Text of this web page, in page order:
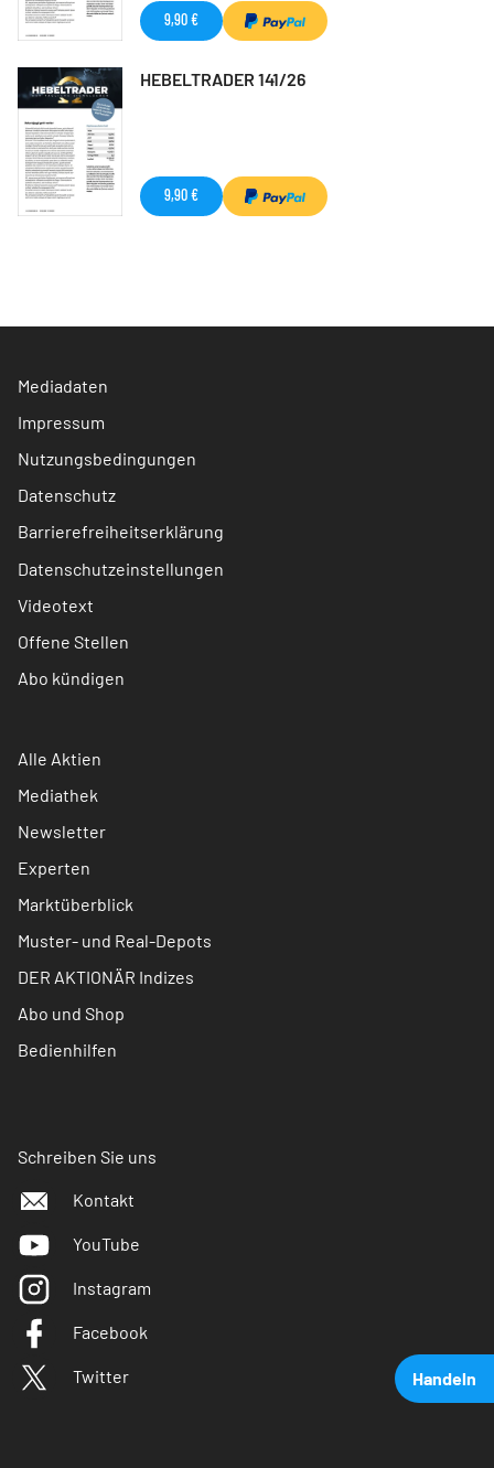
Handeln
9,90 €
HEBELTRADER 141/26
9,90 €
Mediadaten
Impressum
Nutzungsbedingungen
Datenschutz
Barrierefreiheitserklärung
Datenschutzeinstellungen
Videotext
Offene Stellen
Abo kündigen
Alle Aktien
Mediathek
Newsletter
Experten
Marktüberblick
Muster- und Real-Depots
DER AKTIONÄR Indizes
Abo und Shop
Bedienhilfen
Schreiben Sie uns
Kontakt
YouTube
Instagram
Facebook
Twitter